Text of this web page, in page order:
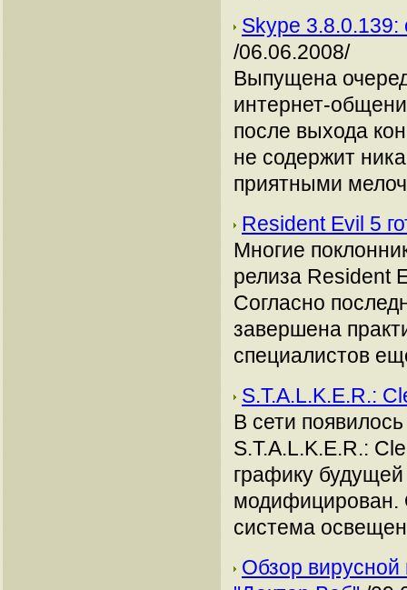
Skype
/06.06.2008/
Выпущена
интернет-
после выхода
не содержит
приятными
Resident Evil 5
Многие
релиза Resident
Согласно
завершена
специалистов
S.T.A.L.K.E.R.:
В сети
S.T.A.L.K.E.R.:
графику
модифицирован.
система
Обзор вирусной